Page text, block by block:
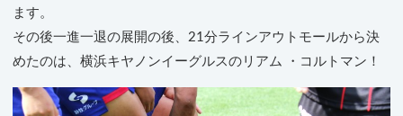
ます。
その後一進一退の展開の後、21分ラインアウトモールから決
めたのは、横浜キヤノンイーグルスのリアム ・コルトマン！